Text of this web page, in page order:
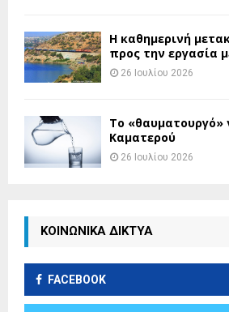
H καθημερινή
προς την εργασία
26 Ιουλίου 2026
Το «θαυματουργό»
Καματερού
26 Ιουλίου 2026
ΚΟΙΝΩΝΙΚΑ ΔΙΚΤΥΑ
FACEBOOK